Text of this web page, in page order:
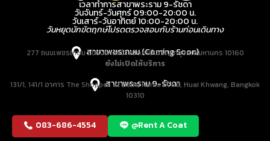
เวลาทำการสาขาพระราม 9-รัชดา
วันจันทร์-วันศุกร์ 09:00-20:00 น.
วันเสาร์-วันอาทิตย์ 10:00-20:00 น.
วันหยุดนักขัตฤกษ์โปรดตรวจสอบกับร้านก่อนเดินทาง
สาขาเพชรเกษม (Coming Soon)
277 ถนนเพชรเกษม แขวงบางหว้า เขตภาษีเจริญ กรุงเทพมหานคร 10160
ยังไม่เปิดให้บริการ
สาขาพระราม 9-รัชดา
131/1, 141/1 อาคาร The Shoppes at Belle, Rama IX Rd, Huai Khwang, Bangkok
10310
083-686-4554 @Rent A Coat